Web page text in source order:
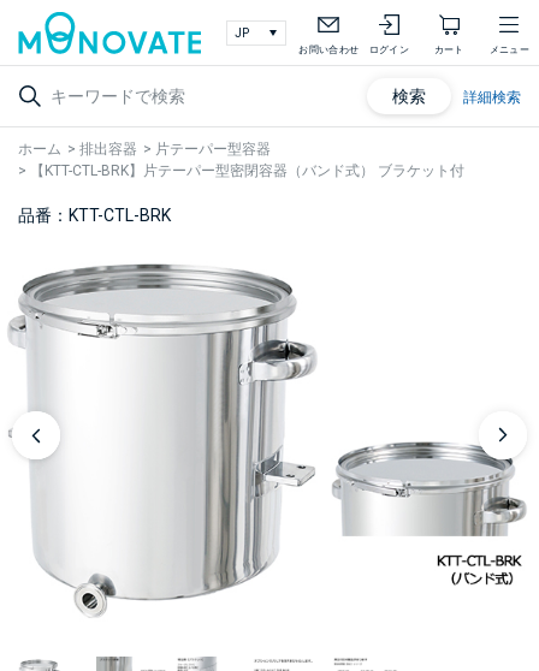
お問い合わせ ログイン カート メニュー
検索 詳細検索
ホーム > 排出容器 > 片テーパー型容器
>
【KTT-CTL-BRK】片テーパー型密閉容器（バンド式） ブラケット付
品番：KTT-CTL-BRK